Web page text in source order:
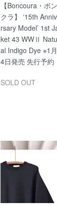
【Boncoura・ボン
クラ】 ‘15th
rsary Model’ 1st
ket 43 WWⅡ
al Indigo Dye ※1
4日発売 先行予約
SOLD OUT